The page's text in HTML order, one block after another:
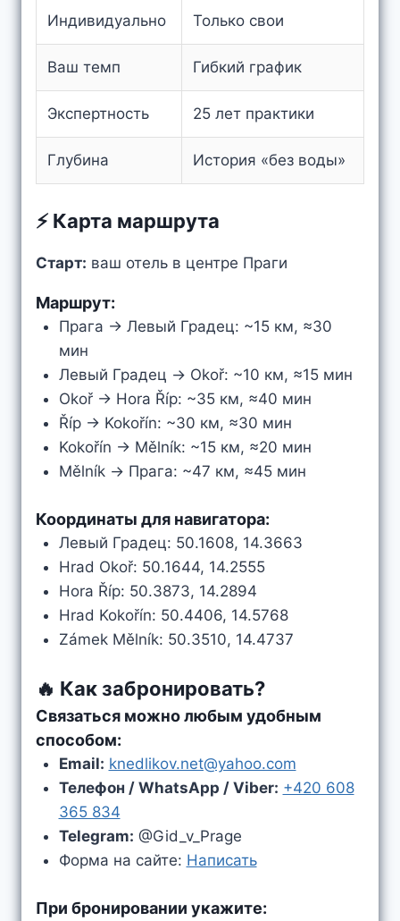
Индивидуально Только свои
Ваш темп Гибкий график
Экспертность 25 лет практики
Глубина История «без воды»
⚡ Карта маршрута
Старт: ваш отель в центре Праги
Маршрут:
Прага → Левый Градец: ~15 км, ≈30
мин
Левый Градец → Okoř: ~10 км, ≈15 мин
Okoř → Hora Říp: ~35 км, ≈40 мин
Říp → Kokořín: ~30 км, ≈30 мин
Kokořín → Mělník: ~15 км, ≈20 мин
Mělník → Прага: ~47 км, ≈45 мин
Координаты для навигатора:
Левый Градец: 50.1608, 14.3663
Hrad Okoř: 50.1644, 14.2555
Hora Říp: 50.3873, 14.2894
Hrad Kokořín: 50.4406, 14.5768
Zámek Mělník: 50.3510, 14.4737
🔥 Как забронировать?
Связаться можно любым удобным
способом:
Email: knedlikov.net@yahoo.com
Телефон / WhatsApp / Viber: +420 608
365 834
Telegram: @Gid_v_Prage
Форма на сайте: Написать
При бронировании укажите: